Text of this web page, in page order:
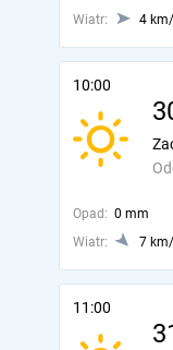
Wiatr:
4
10:00
Opad: 0 mm
Wiatr:
7
11:00